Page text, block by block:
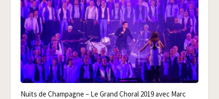
Nuits de Cham­pagne – Le Grand Cho­ral 2019 avec Marc